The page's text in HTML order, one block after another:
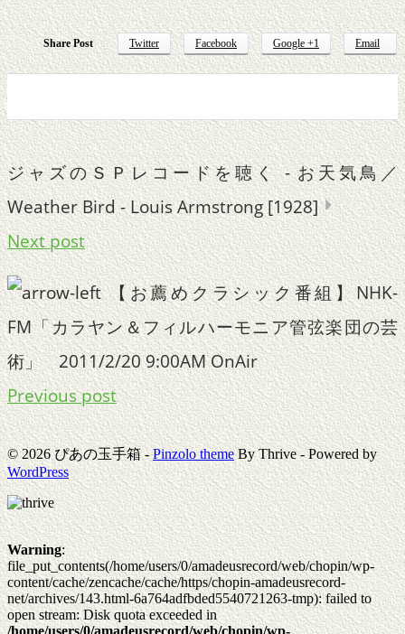
Share Post Twitter Facebook Google +1 Email
ジャズのＳＰレコードを聴く - お天気鳥／
Weather Bird - Louis Armstrong [1928]
Next post
【お薦めクラシック番組】NHK-
FM「カラヤン＆フィルハーモニア管弦楽団の芸
術」 2011/2/20 9:00AM OnAir
Previous post
© 2026 ぴあの玉手箱 -Pinzolo themeBy Thrive - Powered by
WordPress
Warning:
file_put_contents(/home/users/0/amadeusrecord/web/chopin/wp-
content/cache/zencache/cache/https/chopin-amadeusrecord-
net/archives/143.html-6a764adfbded5540721263-tmp): failed to
open stream: Disk quota exceeded in
/home/users/0/amadeusrecord/web/chopin/wp-